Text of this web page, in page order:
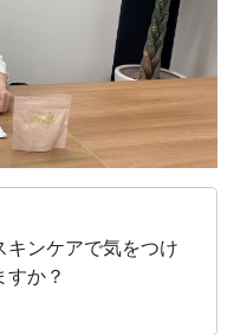
キンケアで気をつけ
すか？